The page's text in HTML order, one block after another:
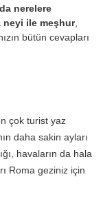
nerelere
neyi ile meşhur,
bütün cevapları
çok turist yaz
daha sakin ayları
havaların da hala
Roma geziniz için